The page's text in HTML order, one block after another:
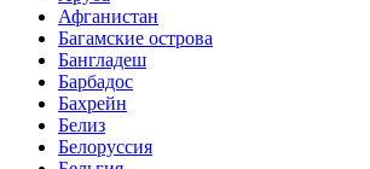
Афганистан
Багамские острова
Бангладеш
Барбадос
Бахрейн
Белиз
Белоруссия